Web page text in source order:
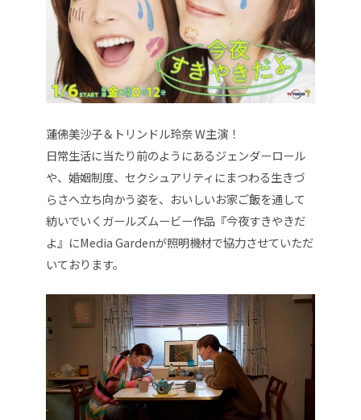
蓮佛美沙子＆トリンドル玲奈 W主演！
日常生活に当たり前のようにあるジェンダーロール
や、婚姻制度、セクシュアリティにまつわる生きづ
らさへ立ち向かう姿を、おいしいお家ご飯を通して
紡いでいくガールズムービー作品『今夜すきやきだ
よ』にMedia Gardenが照明機材で協力させていただ
いております。